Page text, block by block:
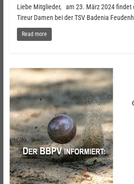
Liebe Mitglieder, am 23. März 2024 findet
Tireur Damen bei der TSV Badenia
Read more